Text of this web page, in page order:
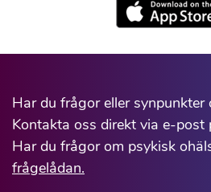
Har du frågor eller synpunkter
Kontakta oss direkt via e-post
Har du frågor om psykisk
frågelådan.